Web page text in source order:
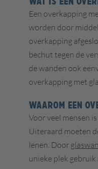
Een overkapping
worden door
overkapping
bechut tegen de
de wanden ook
overkapping met
WAAROM EEN
Voor veel mensen
Uiteraard moeten
lenen. Door
unieke plek